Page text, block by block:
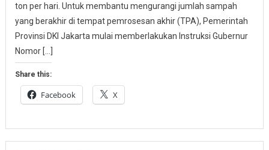
ton per hari. Untuk membantu mengurangi jumlah sampah
yang berakhir di tempat pemrosesan akhir (TPA), Pemerintah
Provinsi DKI Jakarta mulai memberlakukan Instruksi Gubernur
Nomor […]
Share this:
Facebook X